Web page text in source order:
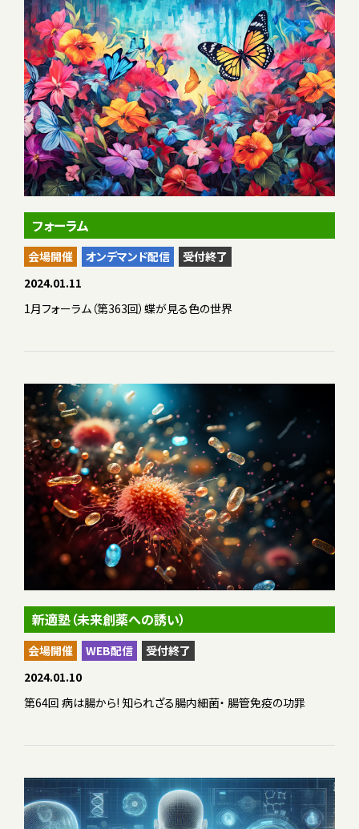
フォーラム
会場開催 オンデマンド配信
受付終了
2024.01.11
1月フォーラム（第363回）蝶が見る色の世界
新適塾（未来創薬への誘い）
会場開催 WEB配信
受付終了
2024.01.10
第64回 病は腸から! 知られざる腸内細菌・ 腸管免疫の功罪